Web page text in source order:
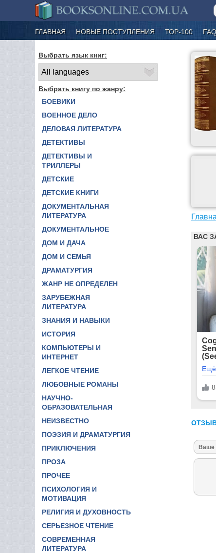
ГЛАВНАЯ НОВЫЕ ПОСТУПЛЕНИЯ ТОР-100 FAQ
Выбрать язык книг:
Выбрать книгу по жанру:
БОЕВИКИ
ВОЕННОЕ ДЕЛО
ДЕЛОВАЯ ЛИТЕРАТУРА
ДЕТЕКТИВЫ
ДЕТЕКТИВЫ И
ТРИЛЛЕРЫ
ДЕТСКИЕ
ДЕТСКИЕ КНИГИ
ДОКУМЕНТАЛЬНАЯ
ЛИТЕРАТУРА
ДОКУМЕНТАЛЬНОЕ
ДОМ И ДАЧА
ДОМ И СЕМЬЯ
ДРАМАТУРГИЯ
ЖАНР НЕ ОПРЕДЕЛЕН
ЗАРУБЕЖНАЯ
ЛИТЕРАТУРА
ЗНАНИЯ И НАВЫКИ
ИСТОРИЯ
КОМПЬЮТЕРЫ И
ИНТЕРНЕТ
ЛЕГКОЕ ЧТЕНИЕ
ЛЮБОВНЫЕ РОМАНЫ
НАУЧНО-
ОБРАЗОВАТЕЛЬНАЯ
НЕИЗВЕСТНО
ПОЭЗИЯ И ДРАМАТУРГИЯ
ПРИКЛЮЧЕНИЯ
ПРОЗА
ПРОЧЕЕ
ПСИХОЛОГИЯ И
МОТИВАЦИЯ
РЕЛИГИЯ И ДУХОВНОСТЬ
СЕРЬЕЗНОЕ ЧТЕНИЕ
СОВРЕМЕННАЯ
ЛИТЕРАТУРА